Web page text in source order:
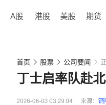
A股 港股 美股 期货
首页 股票 公司要闻
丁士启率队赴
2026-06-03 03:29:04 来源： 铜